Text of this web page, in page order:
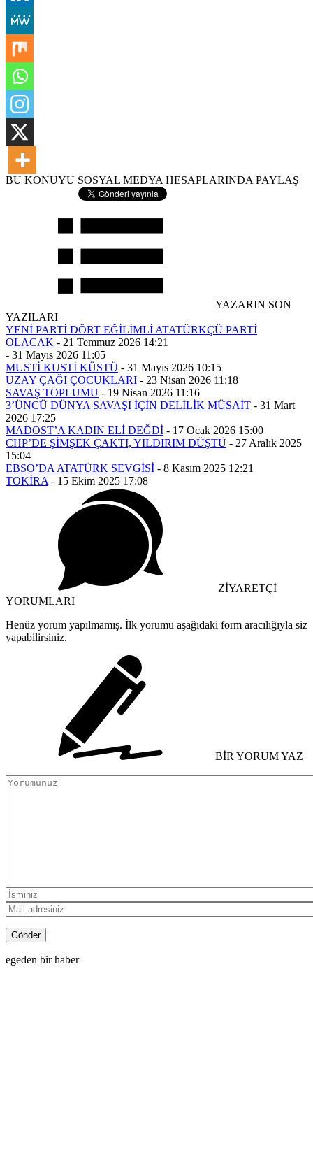
BU KONUYU SOSYAL MEDYA HESAPLARINDA PAYLAŞ
YAZARIN SON
YAZILARI
YENİ PARTİ DÖRT EĞİLİMLİ ATATÜRKÇÜ PARTİ
OLACAK - 21 Temmuz 2026 14:21
- 31 Mayıs 2026 11:05
MUSTİ KUSTİ KÜSTÜ - 31 Mayıs 2026 10:15
UZAY ÇAĞI ÇOCUKLARI - 23 Nisan 2026 11:18
SAVAŞ TOPLUMU - 19 Nisan 2026 11:16
3’ÜNCÜ DÜNYA SAVAŞI İÇİN DELİLİK MÜSAİT - 31 Mart
2026 17:25
MADOST’A KADIN ELİ DEĞDİ - 17 Ocak 2026 15:00
CHP’DE ŞİMŞEK ÇAKTI, YILDIRIM DÜŞTÜ - 27 Aralık 2025
15:04
EBSO’DA ATATÜRK SEVGİSİ - 8 Kasım 2025 12:21
TOKİRA - 15 Ekim 2025 17:08
ZİYARETÇİ
YORUMLARI
Henüz yorum yapılmamış. İlk yorumu aşağıdaki form aracılığıyla siz
yapabilirsiniz.
BİR YORUM YAZ
egeden bir haber